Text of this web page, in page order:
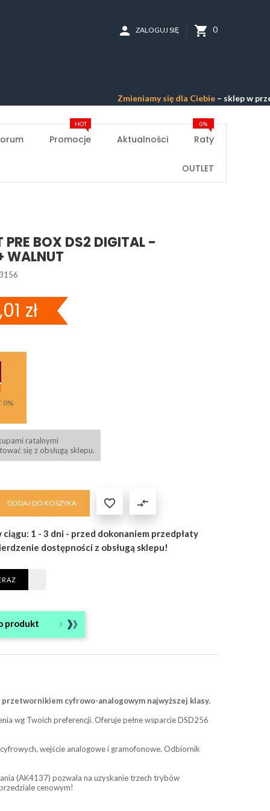
shopping_cart 0
person ZALOGUJ SIĘ
Zmieniamy się dla Ciebie– sklep w
Promocje
HOT
Aktualności Raty
0%
OUTLET
BOX DS2 DIGITAL -
WALNUT
zł
0%
ratalnymi
się z obsługą sklepu.
DODAJ DO KOSZYKA  compare_arrows
ciągu: 1 - 3 dni - przed dokonaniem przedpłaty
dostępności z obsługą sklepu!
produkt
cyfrowo-analogowym najwyższej klasy.
wg Twoich preferencji. Oferuje pełne wsparcie DSD256
wejście analogowe i gramofonowe. Odbiornik
(AK4137) pozwala na uzyskanie trzech trybów
cenowym!